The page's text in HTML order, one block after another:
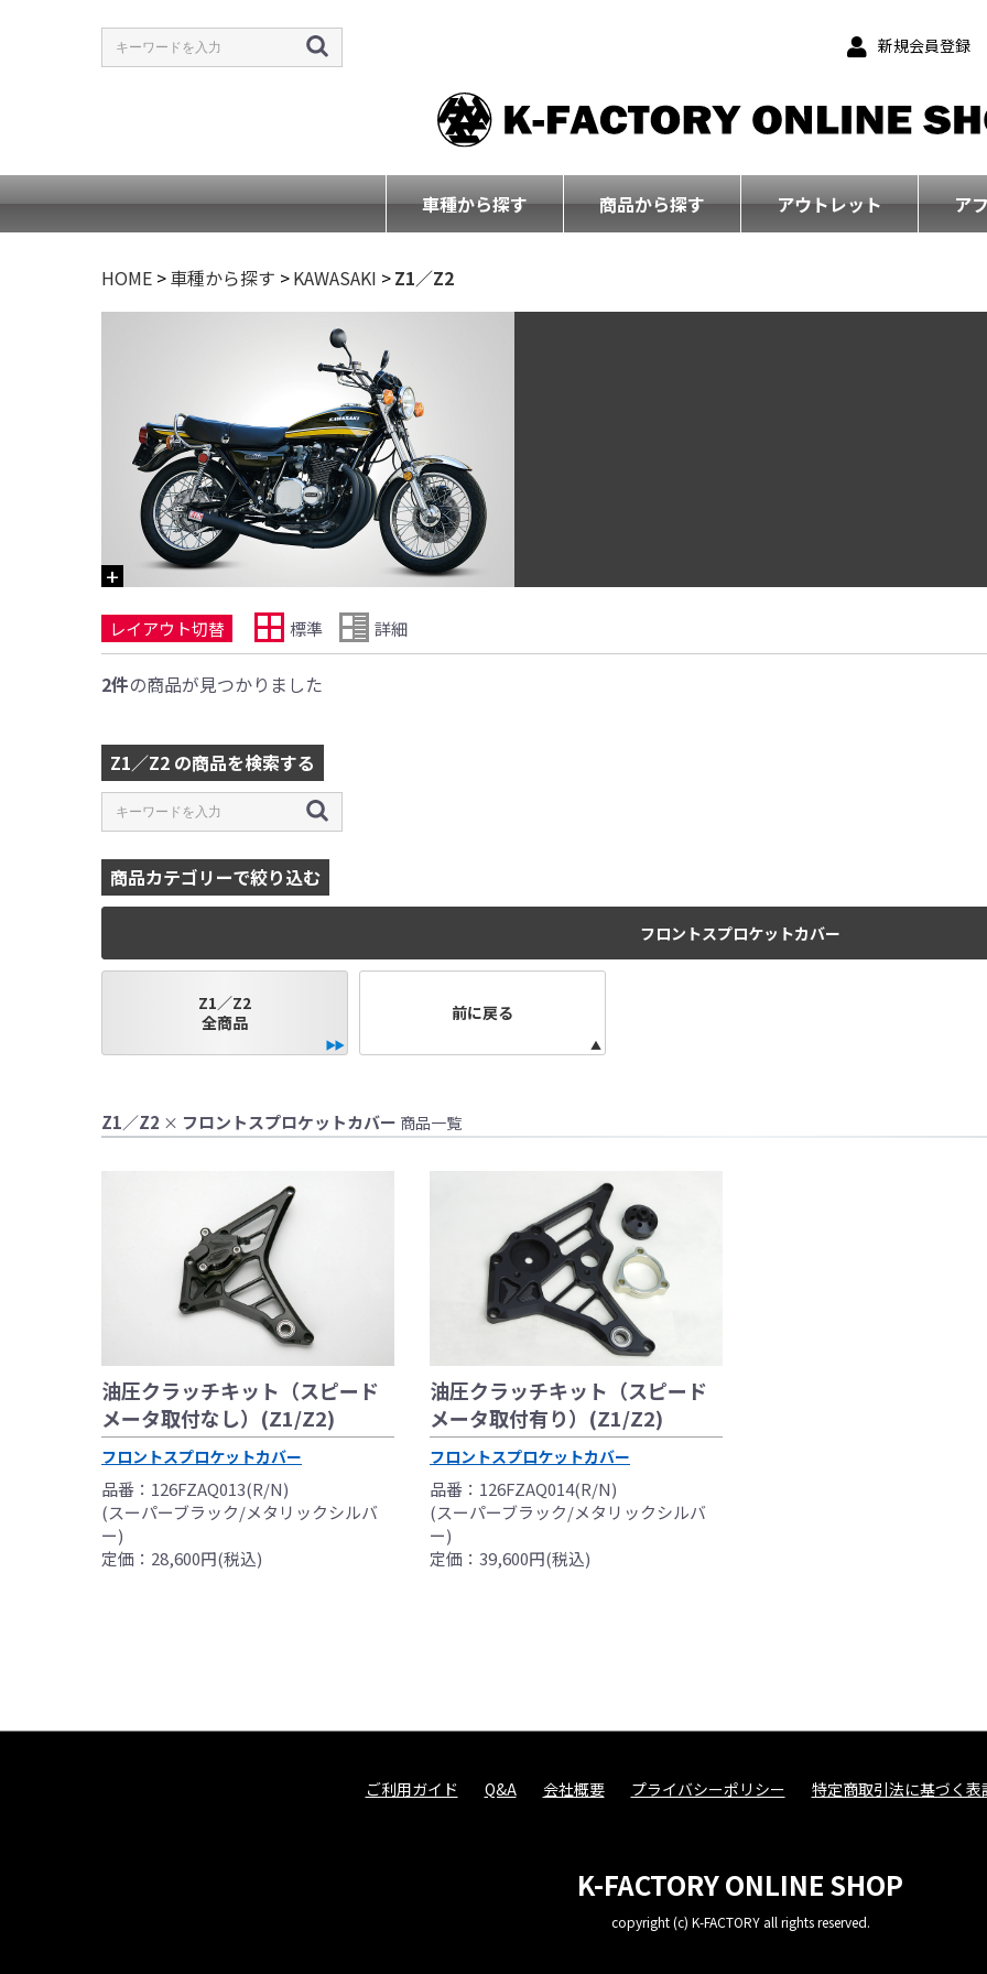
新規会員登録
車種から探す 商品から探す アウトレット ア
HOME >車種から探す >KAWASAKI >Z1／Z2
レイアウト切替 標準 詳細
2件の商品が見つかりました
Z1／Z2 の商品を検索する
商品カテゴリーで絞り込む
フロントスプロケットカバー
Z1／Z2
全商品
前に戻る
Z1／Z2 × フロントスプロケットカバー 商品一覧
油圧クラッチキット（スピード
メータ取付なし）(Z1/Z2)
フロントスプロケットカバー
品番：126FZAQ013(R/N)
(スーパーブラック/メタリックシルバ
ー)
定価：28,600円(税込)
油圧クラッチキット（スピード
メータ取付有り）(Z1/Z2)
フロントスプロケットカバー
品番：126FZAQ014(R/N)
(スーパーブラック/メタリックシルバ
ー)
定価：39,600円(税込)
●当HP内では、マフラーの取付けイメージをわかりやすくするために一般車両に
●国内で開催される全ての競技に対応するわけではございません。
レースでの使用に際しては、主催者が発行する競技規則を確認の上、お客様ご
をお願い致します。
●取り付けについては専門の資格と知識・経験を有した整備士が、指定のサービス
基準に基づいた取り付けを行ってください。
なお、取付時、使用時、その他で起きた全ての事故、故障に対し保険、保証等は
品、クレーム等も受付できませんので、あらかじめご了承ください。
●商品の仕様・価格につきましては事前の予告無く変更となる場合がありますので
●商品は、予告無く販売終了する場合がありますのでご了承願います。
ご利用ガイド Q&A 会社概要 プライバシーポリシー 特定商取引法に基づく表
K-FACTORY ONLINE SHOP
copyright (c) K-FACTORY all rights reserved.